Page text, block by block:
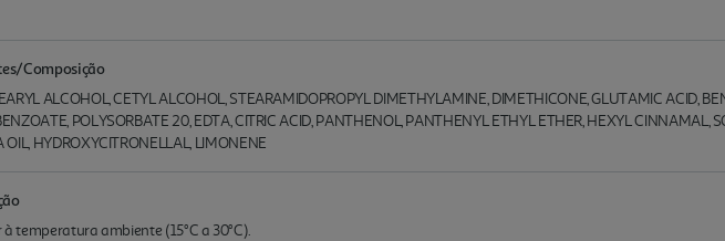
Composição
ALCOHOL, CETYL ALCOHOL, STEARAMIDOPROPYL DIMETHYLAMINE, DIMETHICONE, GLUTAMIC ACID,
POLYSORBATE 20, EDTA, CITRIC ACID, PANTHENOL, PANTHENYL ETHYL ETHER, HEXYL CINNAMAL,
OIL, HYDROXYCITRONELLAL, LIMONENE
temperatura ambiente (15°C a 30°C).